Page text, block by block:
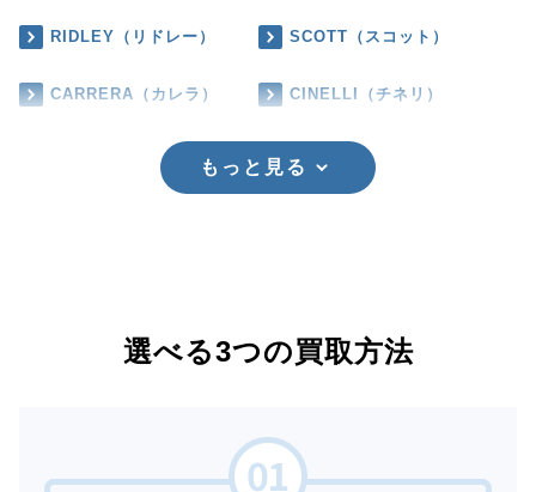
RIDLEY（リドレー） SCOTT（スコット）
CARRERA（カレラ） CINELLI（チネリ）
もっと見る
選べる3つの買取方法